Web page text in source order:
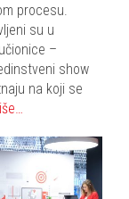
procesu.
su u
–
show
na koji se